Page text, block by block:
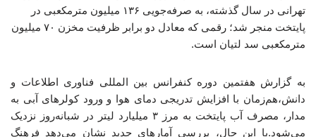
تهرانی در سال گذشته، به صرفه‌جویی ۱۳۶ میلیون مترمکعبی در
پایتخت منجر شد؛ رقمی که معادل دو برابر ظرفیت مخزن ۷۰ میلیون
مترمکعبی سد لتیان است.
به گزارش هفتمین دوره کنفرانس بین المللی فناوری اطلاعات و
دانش،هم‌زمان با افزایش تدریجی دمای هوا و ورود کولرهای آبی به
مدار، مصرف آب پایتخت به مرز ۳ میلیارد لیتر در شبانه‌روز نزدیک
می‌شود.با این حال، بررسی آمارهای جدید نشان می‌دهد فرهنگ